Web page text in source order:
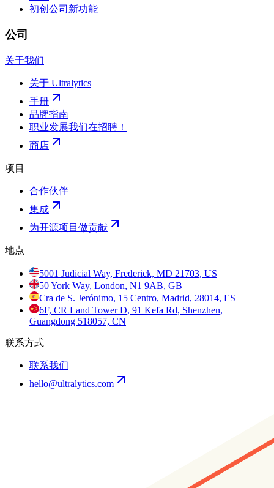
初创公司 新功能
公司
关于我们
关于 Ultralytics
手册
品牌指南
职业发展我们在招聘！
商店
项目
合作伙伴
集成
为开源项目做贡献
地点
5001 Judicial Way, Frederick, MD 21703, US
50 York Way, London, N1 9AB, GB
Cra de S. Jerónimo, 15 Centro, Madrid, 28014, ES
6F, CR Land Tower D, 91 Kefa Rd, Shenzhen,
Guangdong 518057, CN
联系方式
联系我们
hello@ultralytics.com